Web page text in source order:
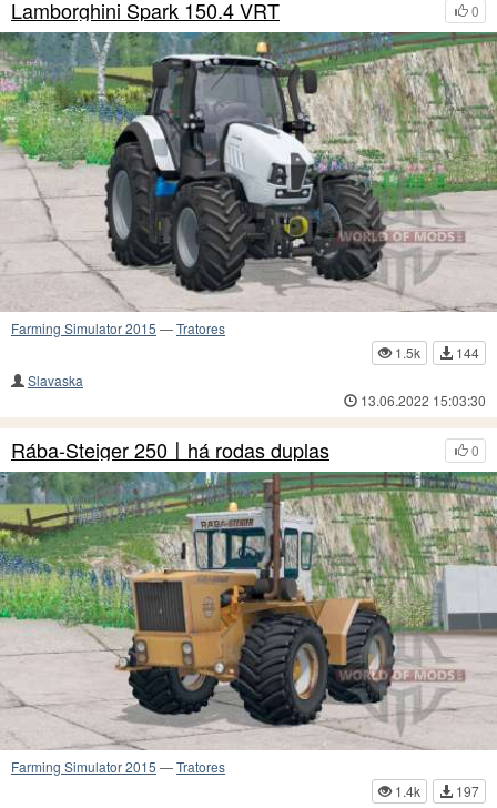
0
Lamborghini Spark 150.4 VRT
Farming Simulator 2015 —Tratores
1.5k
144
Slavaska
13.06.2022 15:03:30
0
Rába-Steiger 250〡há rodas duplas
Farming Simulator 2015 —Tratores
1.4k
197